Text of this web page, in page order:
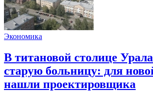
Экономика
В титановой столице
старую больницу: для
нашли проектировщика